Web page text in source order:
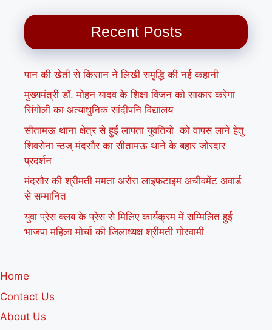
Recent Posts
पान की खेती से किसान ने लिखी समृद्धि की नई कहानी
मुख्यमंत्री डॉ. मोहन यादव के शिक्षा विजन को साकार करेगा
सिंगोली का अत्याधुनिक सांदीपनि विद्यालय
सीतामऊ थाना क्षेत्र से हुई लापता युवतियो को वापस लाने हेतु
शिवसेना न्ठज् मंदसौर का सीतामऊ थाने के बहार जोरदार
प्रदर्शन
मंदसौर की श्रीमती ममता अरोरा लाइफटाइम अचीवमेंट अवार्ड
से सम्मानित
युवा प्रेस क्लब के प्रेस से मिलिए कार्यक्रम में सम्मिलित हुई
भाजपा महिला मोर्चा की जिलाध्यक्ष श्रीमती गोस्वामी
Home
Contact Us
About Us